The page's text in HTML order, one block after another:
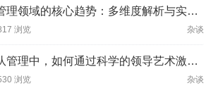
当前管理领域的核心趋势：多维度解析与实践方向
浏览 杂谈
在团队管理中，如何通过科学的领导艺术激发成员潜力并实现目标？
浏览 杂谈